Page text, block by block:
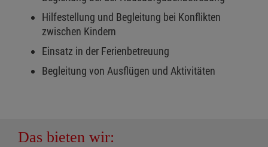
Hilfestellung und Begleitung bei Konflikten
zwischen Kindern
Einsatz in der Ferienbetreuung
Begleitung von Ausflügen und Aktivitäten
Das bieten wir: